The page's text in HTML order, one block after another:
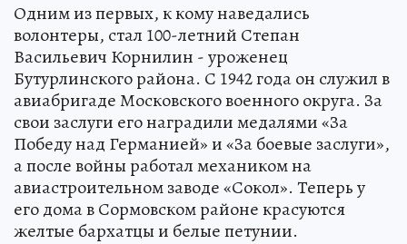
Одним из первых, к кому наведались
волонтеры, стал 100-летний Степан
Васильевич Корнилин - уроженец
Бутурлинского района. С 1942 года он служил в
авиабригаде Московского военного округа. За
свои заслуги его наградили медалями «За
Победу над Германией» и «За боевые заслуги»,
а после войны работал механиком на
авиастроительном заводе «Сокол». Теперь у
его дома в Сормовском районе красуются
желтые бархатцы и белые петунии.